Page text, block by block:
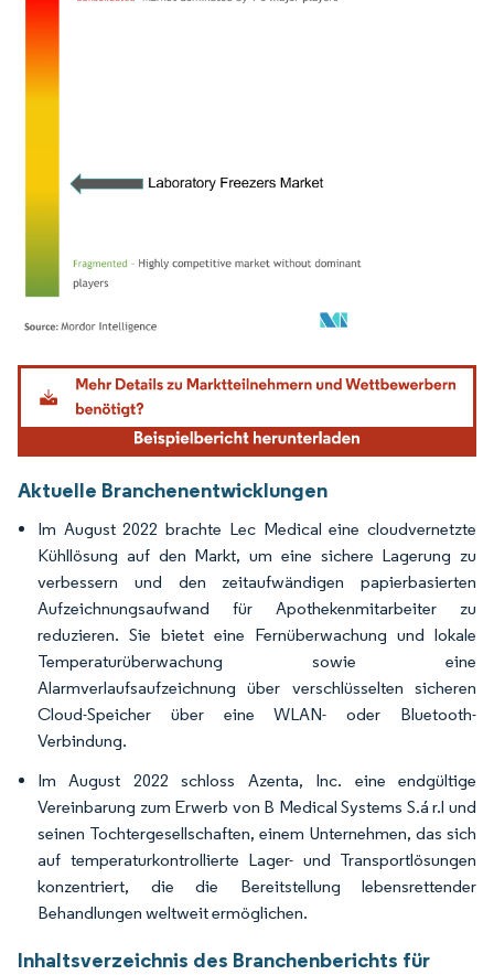
Bild © Mordor Intelligence. Wiederverwendung erfordert Namensnennung gemäß
Aktuelle Branchenentwicklungen
Im August 2022 brachte Lec Medical eine cloudvernetzte
Kühllösung auf den Markt, um eine sichere Lagerung zu
verbessern und den zeitaufwändigen papierbasierten
Aufzeichnungsaufwand für Apothekenmitarbeiter zu
reduzieren. Sie bietet eine Fernüberwachung und lokale
Temperaturüberwachung sowie eine
Alarmverlaufsaufzeichnung über verschlüsselten sicheren
Cloud-Speicher über eine WLAN- oder Bluetooth-
Verbindung.
Im August 2022 schloss Azenta, Inc. eine endgültige
Vereinbarung zum Erwerb von B Medical Systems S.á r.l und
seinen Tochtergesellschaften, einem Unternehmen, das sich
auf temperaturkontrollierte Lager- und Transportlösungen
konzentriert, die die Bereitstellung lebensrettender
Behandlungen weltweit ermöglichen.
Inhaltsverzeichnis des Branchenberichts für